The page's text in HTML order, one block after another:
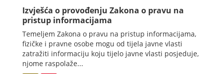
Izvješća o provođenju Zakona o pravu na
pristup informacijama
Temeljem Zakona o pravu na pristup informacijama,
fizičke i pravne osobe mogu od tijela javne vlasti
zatražiti informaciju koju tijelo javne vlasti posjeduje,
njome raspolaže...